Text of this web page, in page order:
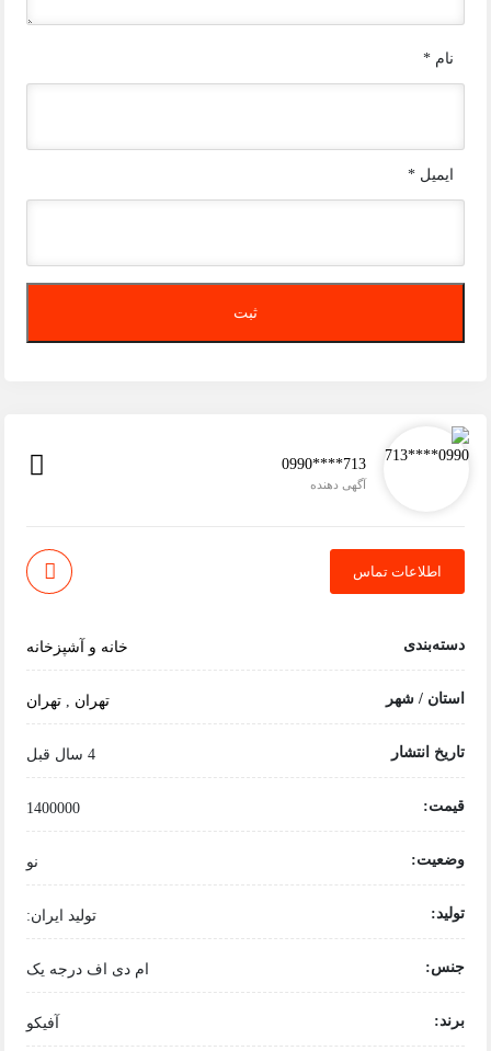
نام*
ایمیل*
0990****713
آگهی دهنده
اطلاعات تماس
دسته‌بندی خانه و آشپزخانه
استان / شهر تهران تهران
تاریخ انتشار 4 سال قبل
قیمت: 1400000
وضعیت: نو
تولید: تولید ایران:
جنس: ام دی اف درجه یک
برند: آفیکو